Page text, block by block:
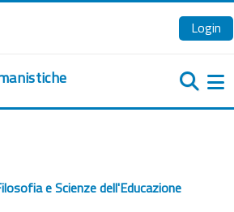
Login
e Scienze dell'Educazione